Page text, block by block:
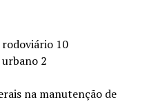
10
2
na manutenção de